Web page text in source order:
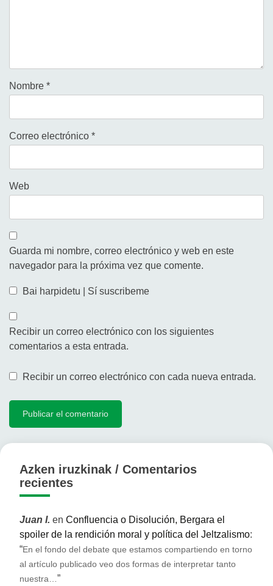
Nombre *
Correo electrónico *
Web
Guarda mi nombre, correo electrónico y web en este
navegador para la próxima vez que comente.
Bai harpidetu | Sí suscribeme
Recibir un correo electrónico con los siguientes
comentarios a esta entrada.
Recibir un correo electrónico con cada nueva entrada.
Azken iruzkinak / Comentarios
recientes
Juan I. en Confluencia o Disolución, Bergara el
spoiler de la rendición moral y política del Jeltzalismo:
“En el fondo del debate que estamos compartiendo en torno
al artículo publicado veo dos formas de interpretar tanto
nuestra… ”